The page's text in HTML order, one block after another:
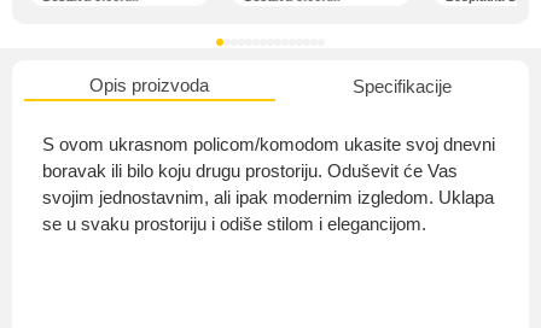
Opis proizvoda Specifikacije
S ovom ukrasnom policom/komodom ukasite svoj dnevni
boravak ili bilo koju drugu prostoriju. Oduševit će Vas
svojim jednostavnim, ali ipak modernim izgledom. Uklapa
se u svaku prostoriju i odiše stilom i elegancijom.
O nama
Privatnost kupca